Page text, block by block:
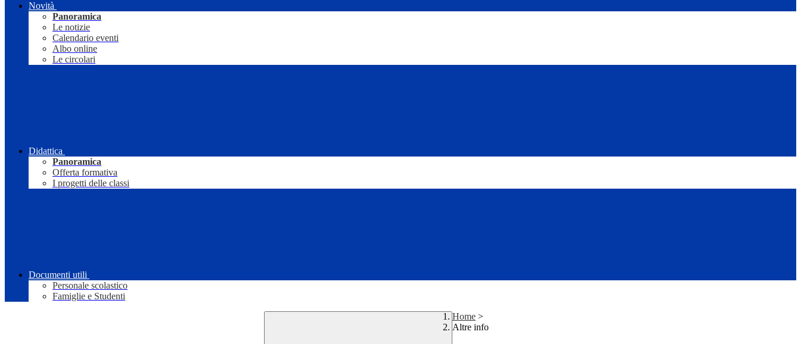
Novità
Panoramica
Le notizie
Calendario eventi
Albo online
Le circolari
Didattica
Panoramica
Offerta formativa
I progetti delle classi
Documenti utili
Personale scolastico
Famiglie e Studenti
Home >
Altre info